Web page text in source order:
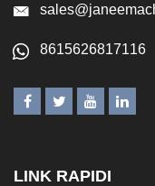
8615626817116
LINK RAPIDI